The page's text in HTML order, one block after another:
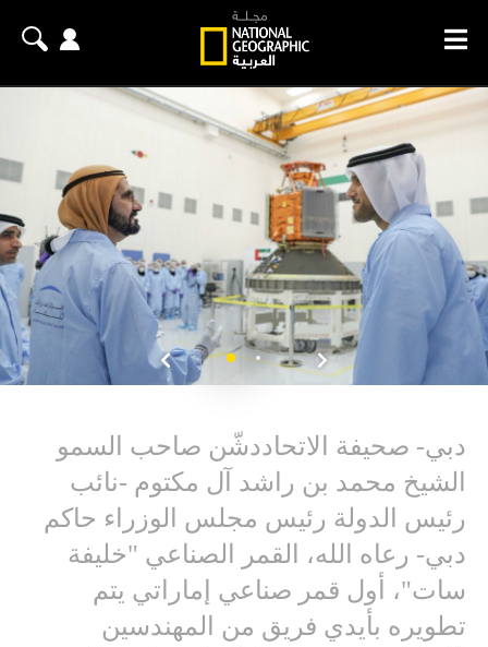
دبي- صحيفة الاتحاددشّن صاحب السمو
الشيخ محمد بن راشد آل مكتوم -نائب
رئيس الدولة رئيس مجلس الوزراء حاكم
دبي- رعاه الله، القمر الصناعي "خليفة
سات"، أول قمر صناعي إماراتي يتم
تطويره بأيدي فريق من المهندسين